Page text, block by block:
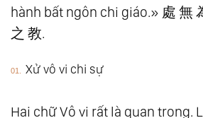
hành bất ngôn chi giáo.» 處 無
之 教.
Xử vô vi chi sự
Hai chữ Vô vi rất là quan trọng.